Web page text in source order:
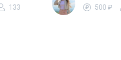
133
500 ₽